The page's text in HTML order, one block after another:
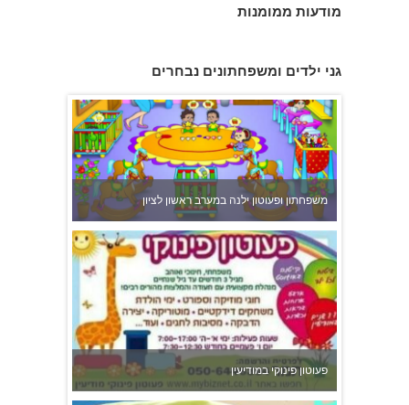
מודעות ממומנות
גני ילדים ומשפחתונים נבחרים
משפחתון ופעוטון ילנה במערב ראשון לציון
פעוטון פינוקי במודיעין